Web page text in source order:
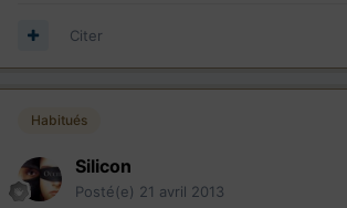
Citer
Habitués
Silicon
Posté(e) 21 avril 2013